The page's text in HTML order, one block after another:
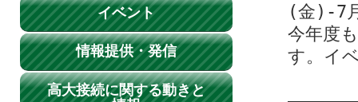
イベント
情報提供・発信
高大接続に関する動きと
(金)-7
今年度
す。イ